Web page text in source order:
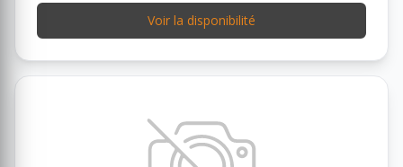
Voir la disponibilité